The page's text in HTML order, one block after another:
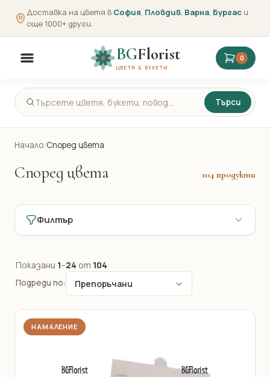
Доставка на цветя в София, Пловдив, Варна, Бургас и
още 1000+ други.
BGFlorist
ЦВЕТЯ & БУКЕТИ
0
Търси
Начало/Според цвета
Според цвета 104 продукти
Филтър
Показани 1–24 от 104
Подреди по:
НАМАЛЕНИЕ